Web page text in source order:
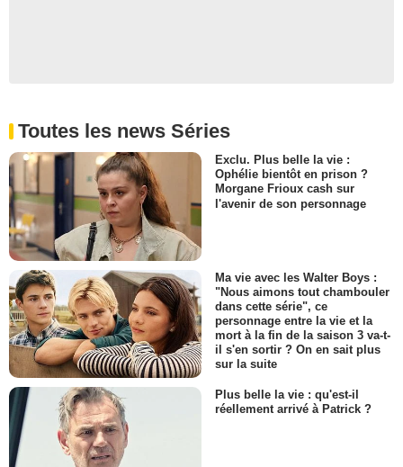
Toutes les news Séries
Exclu. Plus belle la vie :
Ophélie bientôt en prison ?
Morgane Frioux cash sur
l'avenir de son personnage
Ma vie avec les Walter Boys :
"Nous aimons tout chambouler
dans cette série", ce
personnage entre la vie et la
mort à la fin de la saison 3 va-t-
il s'en sortir ? On en sait plus
sur la suite
Plus belle la vie : qu'est-il
réellement arrivé à Patrick ?